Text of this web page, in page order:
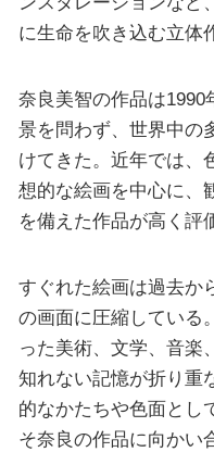
に生命を吹き込む立体
奈良美智の作品は
景を問わず、世界中の
けてきた。近年では、
想的な絵画を中心に、
を備えた作品が高く評
すぐれた絵画は過去か
の画面に圧縮している
った美術、文学、音楽
知れない記憶が折り重
的なかたちや色面とし
そ奈良の作品に向かい